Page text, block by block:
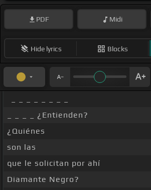
PDF Midi
Hide lyrics Blocks
_ _ _ _ ¿Entienden?
¿Quiénes
son las
que le solicitan por ahí
Diamante Negro?